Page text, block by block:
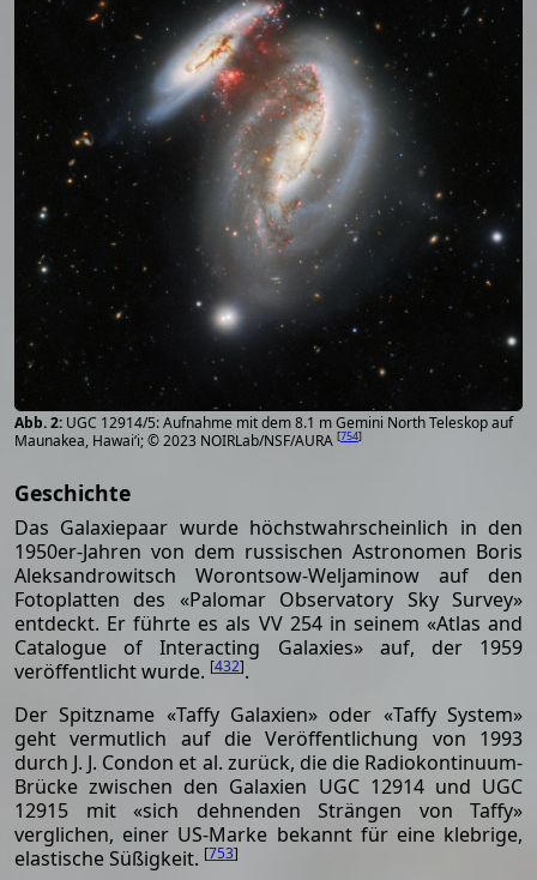
UGC 12914/5: Aufnahme mit dem 8.1 m Gemini North Teleskop auf
Maunakea, Hawai‘i; © 2023 NOIRLab/NSF/AURA [754]
Geschichte
Das Galaxiepaar wurde höchstwahrscheinlich in den
1950er-Jahren von dem russischen Astronomen Boris
Aleksandrowitsch Worontsow-Weljaminow auf den
Fotoplatten des «Palomar Observatory Sky Survey»
entdeckt. Er führte es als VV 254 in seinem «Atlas and
Catalogue of Interacting Galaxies» auf, der 1959
veröffentlicht wurde. [432].
Der Spitzname «Taffy Galaxien» oder «Taffy System»
geht vermutlich auf die Veröffentlichung von 1993
durch J. J. Condon et al. zurück, die die Radiokontinuum-
Brücke zwischen den Galaxien UGC 12914 und UGC
12915 mit «sich dehnenden Strängen von Taffy»
verglichen, einer US-Marke bekannt für eine klebrige,
elastische Süßigkeit. [753]